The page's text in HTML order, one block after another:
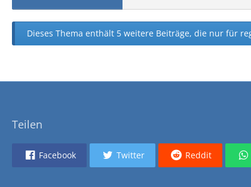
Dieses Thema enthält 5 weitere Beiträge, die nur für
Teilen
Facebook Twitter Reddit